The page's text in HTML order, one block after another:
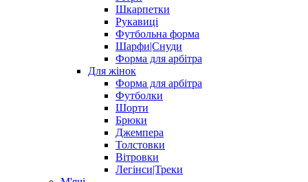
Шкарпетки
Рукавиці
Футбольна форма
Шарфи|Снуди
Форма для арбітра
Для жінок
Форма для арбітра
Футболки
Шорти
Брюки
Джемпера
Толстовки
Вітровки
Легінси|Треки